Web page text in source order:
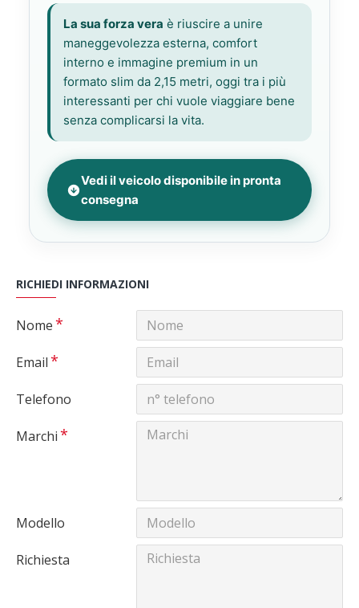
La sua forza vera è riuscire a unire
maneggevolezza esterna, comfort
interno e immagine premium in un
formato slim da 2,15 metri, oggi tra i più
interessanti per chi vuole viaggiare bene
senza complicarsi la vita.
Vedi il veicolo disponibile in pronta
consegna
RICHIEDI INFORMAZIONI
Nome
Email
Telefono
Marchi
Modello
Richiesta